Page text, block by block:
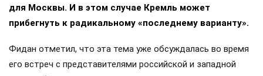
для Москвы. И в этом случае Кремль может
прибегнуть к радикальному «последнему варианту».
Фидан отметил, что эта тема уже обсуждалась во время
его встреч с представителями российской и западной